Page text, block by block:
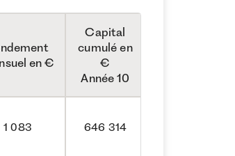
en €
Capital
cumulé en
€
Année 10
1 083 646 314